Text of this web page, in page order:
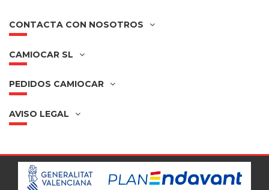
CONTACTA CON NOSOTROS
CAMIOCAR SL
PEDIDOS CAMIOCAR
AVISO LEGAL